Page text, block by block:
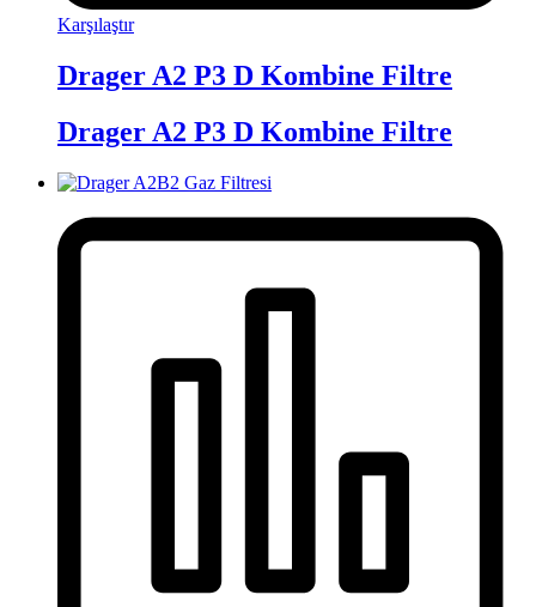
Karşılaştır
Drager A2 P3 D Kombine Filtre
Drager A2 P3 D Kombine Filtre